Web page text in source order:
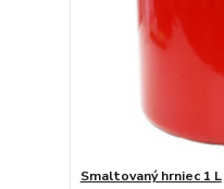
Smaltovaný hrniec 1 L